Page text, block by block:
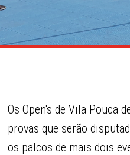
Os Open's de Vila Pouca
provas que serão
os palcos de mais dois